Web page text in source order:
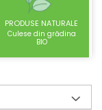
PRODUSE NATURALE
Culese din grădina
BIO